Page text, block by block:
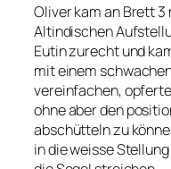
Oliver kam an Brett
Altindischen
Eutin zurecht und
mit einem
vereinfachen,
ohne aber den
abschütteln zu
in die weisse